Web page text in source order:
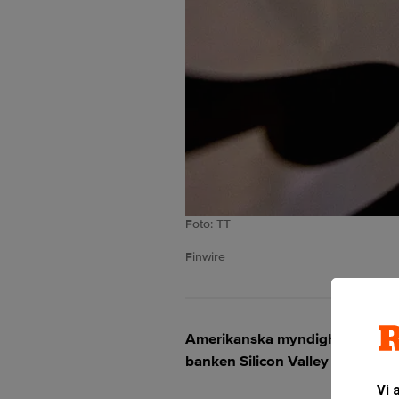
Vi
Foto: TT
Finwire
Amerikanska myndigheter har
banken Silicon Valley Bank